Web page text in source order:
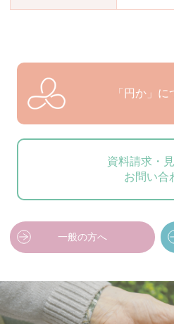
「円か」に
資料請求・
お問い合
一般の方へ